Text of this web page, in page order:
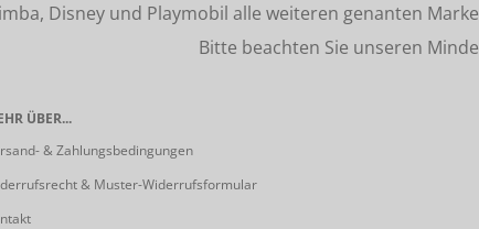
Disney und Playmobil alle weiteren genanten
Bitte beachten Sie unseren
ÜBER...
& Zahlungsbedingungen
& Muster-Widerrufsformular